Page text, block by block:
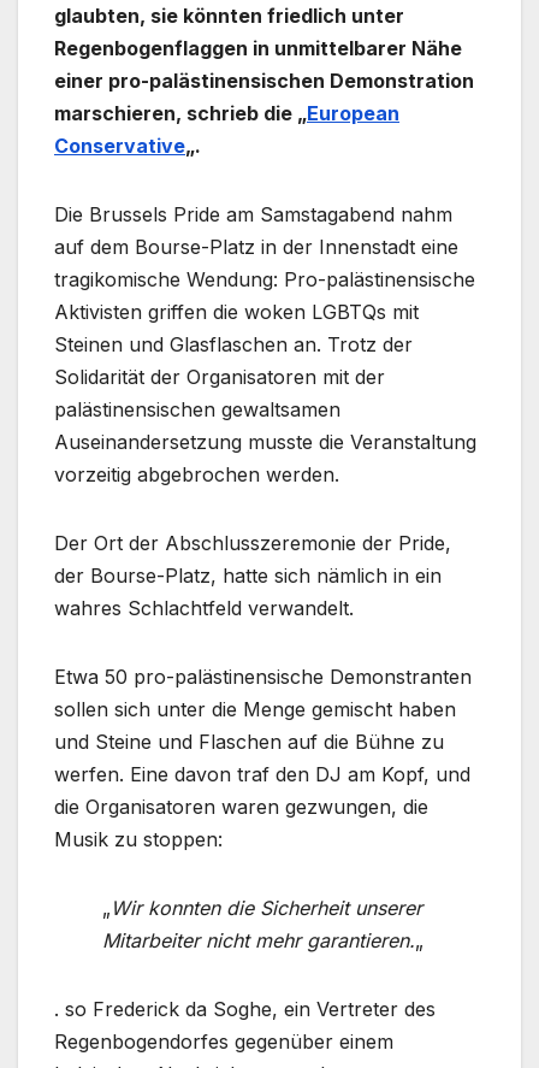
glaubten, sie könnten friedlich unter
Regenbogenflaggen in unmittelbarer Nähe
einer pro-palästinensischen Demonstration
marschieren, schrieb die „European
Conservative„.
Die Brussels Pride am Samstagabend nahm
auf dem Bourse-Platz in der Innenstadt eine
tragikomische Wendung: Pro-palästinensische
Aktivisten griffen die woken LGBTQs mit
Steinen und Glasflaschen an. Trotz der
Solidarität der Organisatoren mit der
palästinensischen gewaltsamen
Auseinandersetzung musste die Veranstaltung
vorzeitig abgebrochen werden.
Der Ort der Abschlusszeremonie der Pride,
der Bourse-Platz, hatte sich nämlich in ein
wahres Schlachtfeld verwandelt.
Etwa 50 pro-palästinensische Demonstranten
sollen sich unter die Menge gemischt haben
und Steine und Flaschen auf die Bühne zu
werfen. Eine davon traf den DJ am Kopf, und
die Organisatoren waren gezwungen, die
Musik zu stoppen:
„ Wir konnten die Sicherheit unserer
Mitarbeiter nicht mehr garantieren.„
. so Frederick da Soghe, ein Vertreter des
Regenbogendorfes gegenüber einem